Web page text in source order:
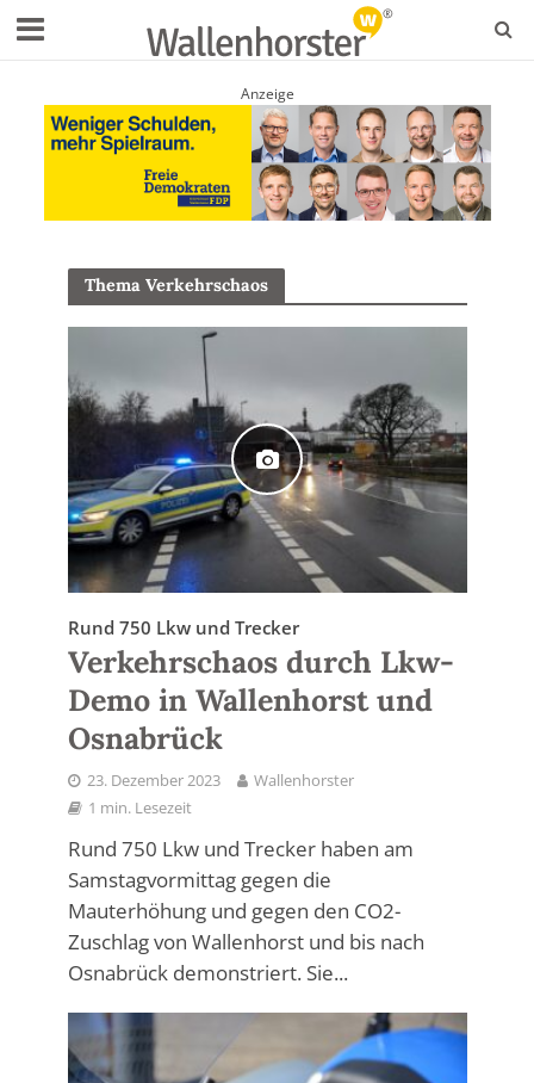
Anzeige
Thema Verkehrschaos
Rund 750 Lkw und Trecker
Verkehrschaos durch Lkw-
Demo in Wallenhorst und
Osnabrück
23. Dezember 2023
Wallenhorster
1 min. Lesezeit
Rund 750 Lkw und Trecker haben am
Samstagvormittag gegen die
Mauterhöhung und gegen den CO2-
Zuschlag von Wallenhorst und bis nach
Osnabrück demonstriert. Sie...